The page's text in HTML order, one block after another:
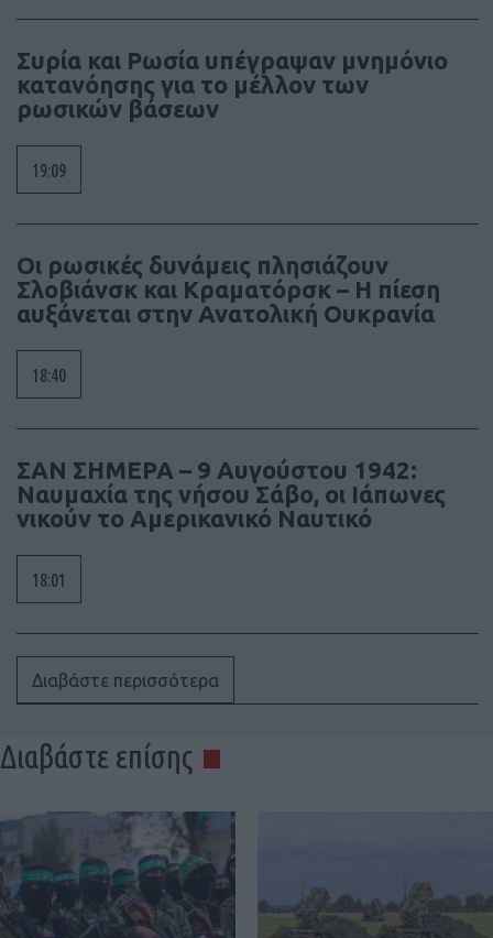
Συρία και Ρωσία υπέγραψαν μνημόνιο
κατανόησης για το μέλλον των
ρωσικών βάσεων
19:09
Οι ρωσικές δυνάμεις πλησιάζουν
Σλοβιάνσκ και Κραματόρσκ – Η πίεση
αυξάνεται στην Ανατολική Ουκρανία
18:40
ΣΑΝ ΣΗΜΕΡΑ – 9 Αυγούστου 1942:
Ναυμαχία της νήσου Σάβο, οι Ιάπωνες
νικούν το Αμερικανικό Ναυτικό
18:01
Διαβάστε περισσότερα
Διαβάστε επίσης